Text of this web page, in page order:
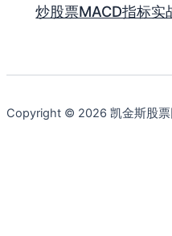
炒股票MACD指标实
Copyright © 2026 凯金斯股